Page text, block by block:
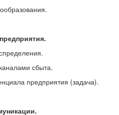
сбыта.
предприятия (задача).